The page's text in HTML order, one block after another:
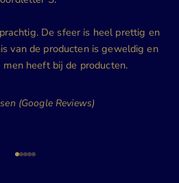
De sfeer is heel prettig en
van de producten is geweldig en
men heeft bij de producten.
(Google Reviews)
Naar artikel 1
Naar artikel 2
Naar artikel 3
Naar artikel 4
Naar artikel 5